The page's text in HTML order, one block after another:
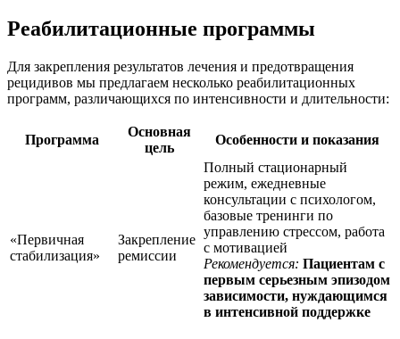
Реабилитационные программы
Для закрепления результатов лечения и предотвращения
рецидивов мы предлагаем несколько реабилитационных
программ, различающихся по интенсивности и длительности:
Программа
Основная
цель
Особенности и показания
«Первичная
стабилизация»
Закрепление
ремиссии
Полный стационарный
режим, ежедневные
консультации с психологом,
базовые тренинги по
управлению стрессом, работа
с мотивацией
Рекомендуется: Пациентам с
первым серьезным эпизодом
зависимости, нуждающимся
в интенсивной поддержке